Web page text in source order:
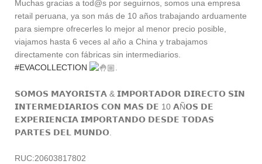
Muchas gracias a tod@s por seguirnos, somos una empresa
retail peruana, ya son más de 10 años trabajando arduamente
para siempre ofrecerles lo mejor al menor precio posible,
viajamos hasta 6 veces al año a China y trabajamos
directamente con fábricas sin intermediarios.
#EVACOLLECTION
𝗦𝗢𝗠𝗢𝗦 𝗠𝗔𝗬𝗢𝗥𝗜𝗦𝗧𝗔 & 𝗜𝗠𝗣𝗢𝗥𝗧𝗔𝗗𝗢𝗥 𝗗𝗜𝗥𝗘𝗖𝗧𝗢 𝗦𝗜𝗡
𝗜𝗡𝗧𝗘𝗥𝗠𝗘𝗗𝗜𝗔𝗥𝗜𝗢𝗦 𝗖𝗢𝗡 𝗠𝗔𝗦 𝗗𝗘 10 𝗔Ñ𝗢𝗦 𝗗𝗘
𝗘𝗫𝗣𝗘𝗥𝗜𝗘𝗡𝗖𝗜𝗔 𝗜𝗠𝗣𝗢𝗥𝗧𝗔𝗡𝗗𝗢 𝗗𝗘𝗦𝗗𝗘 𝗧𝗢𝗗𝗔𝗦
𝗣𝗔𝗥𝗧𝗘𝗦 𝗗𝗘𝗟 𝗠𝗨𝗡𝗗𝗢.
RUC:20603817802